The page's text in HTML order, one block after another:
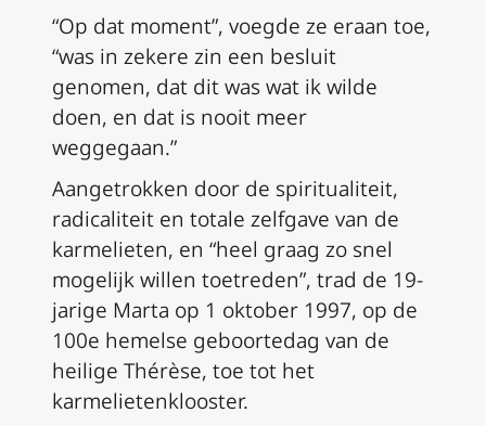
“Op dat moment”, voegde ze eraan toe,
“was in zekere zin een besluit
genomen, dat dit was wat ik wilde
doen, en dat is nooit meer
weggegaan.”
Aangetrokken door de spiritualiteit,
radicaliteit en totale zelfgave van de
karmelieten, en “heel graag zo snel
mogelijk willen toetreden”, trad de 19-
jarige Marta op 1 oktober 1997, op de
100e hemelse geboortedag van de
heilige Thérèse, toe tot het
karmelietenklooster.